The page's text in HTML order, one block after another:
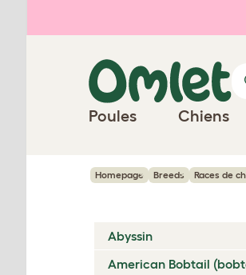
Poules Chiens
Homepage Breeds Races de
Abyssin
American Bobtail